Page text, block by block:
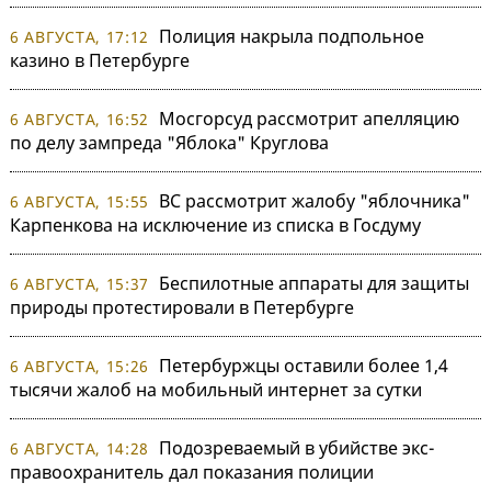
6 АВГУСТА, 17:12
Полиция накрыла подпольное
казино в Петербурге
6 АВГУСТА, 16:52
Мосгорсуд рассмотрит апелляцию
по делу зампреда "Яблока" Круглова
6 АВГУСТА, 15:55
ВС рассмотрит жалобу "яблочника"
Карпенкова на исключение из списка в Госдуму
6 АВГУСТА, 15:37
Беспилотные аппараты для защиты
природы протестировали в Петербурге
6 АВГУСТА, 15:26
Петербуржцы оставили более 1,4
тысячи жалоб на мобильный интернет за сутки
6 АВГУСТА, 14:28
Подозреваемый в убийстве экс-
правоохранитель дал показания полиции